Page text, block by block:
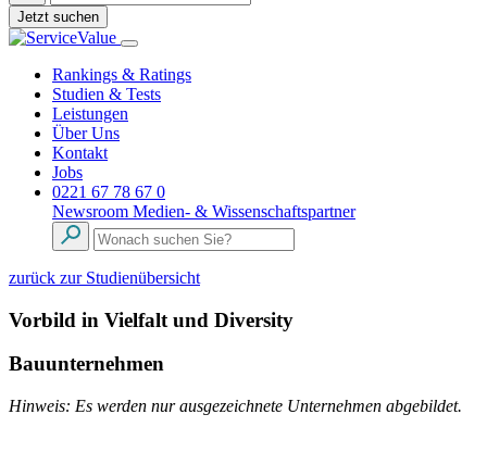
Jetzt suchen
Rankings & Ratings
Studien & Tests
Leistungen
Über Uns
Kontakt
Jobs
0221 67 78 67 0
Newsroom Medien- & Wissenschaftspartner
zurück zur Studienübersicht
Vorbild in Vielfalt und Diversity
Bauunternehmen
Hinweis: Es werden nur ausgezeichnete Unternehmen abgebildet.